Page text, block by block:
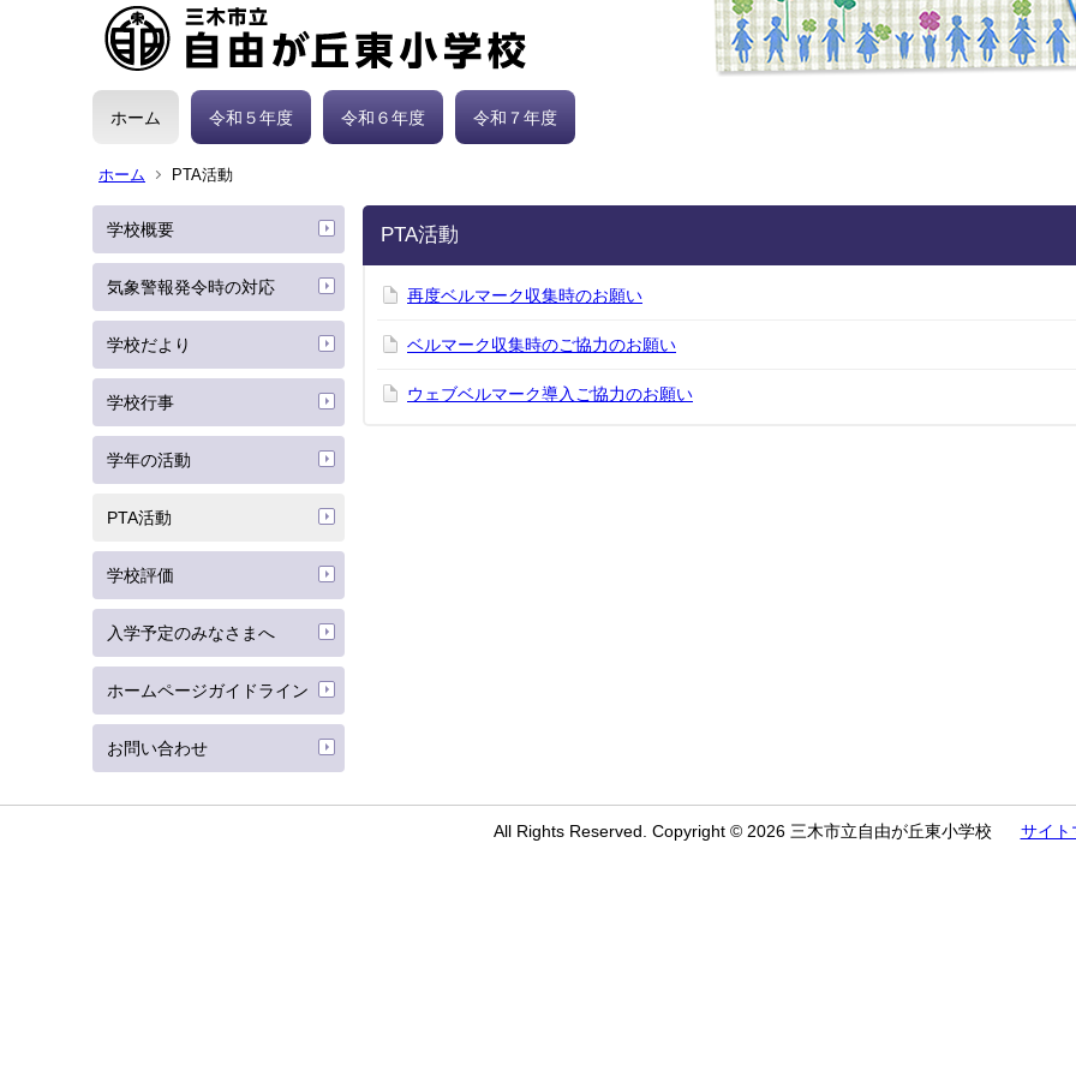
ホーム 令和５年度 令和６年度 令和７年度
ホーム PTA活動
学校概要
気象警報発令時の対応
学校だより
学校行事
学年の活動
PTA活動
学校評価
入学予定のみなさまへ
ホームページガイドライン
お問い合わせ
PTA活動
再度ベルマーク収集時のお願い
ベルマーク収集時のご協力のお願い
ウェブベルマーク導入ご協力のお願い
All Rights Reserved. Copyright © 2026 三木市立自由が丘東小学校 サイト